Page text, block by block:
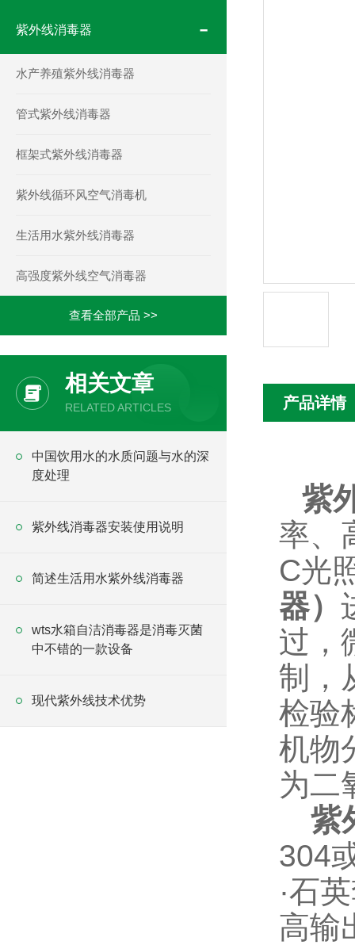
紫外线消毒器
水产养殖紫外线消毒器
管式紫外线消毒器
框架式紫外线消毒器
紫外线循环风空气消毒机
生活用水紫外线消毒器
高强度紫外线空气消毒器
查看全部产品 >>
相关文章
RELATED ARTICLES
中国饮用水的水质问题与水的深
度处理
紫外线消毒器安装使用说明
简述生活用水紫外线消毒器
wts水箱自洁消毒器是消毒灭菌
中不错的一款设备
现代紫外线技术优势
产品详情
紫
率、
C光
器）
过，
制，
检验
机物
为二
紫
304
·石
高输